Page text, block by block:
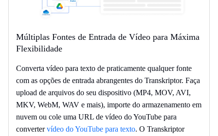
Múltiplas Fontes de Entrada de Vídeo para Máxima
Flexibilidade
Converta vídeo para texto de praticamente qualquer fonte
com as opções de entrada abrangentes do Transkriptor. Faça
upload de arquivos do seu dispositivo (MP4, MOV, AVI,
MKV, WebM, WAV e mais), importe do armazenamento em
nuvem ou cole uma URL de vídeo do YouTube para
convertervídeo do YouTube para texto. O Transkriptor